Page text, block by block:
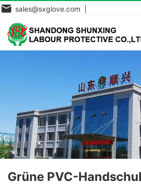
sales@sxglove.com |
Grüne PVC-